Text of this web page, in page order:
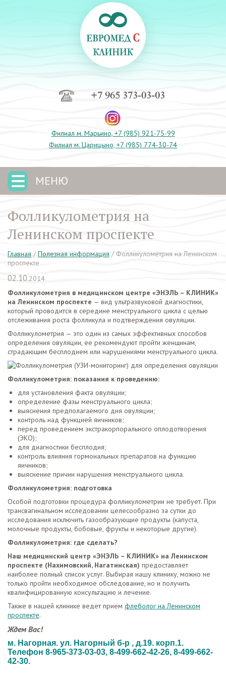
+7 965 373-03-03
Филиал м. Марьино, +7 (985) 921-75-99
Филиал м. Царицыно, +7 (985) 774-30-74
МЕНЮ
Фолликулометрия на
Ленинском проспекте
Главная / Полезная информация / Фолликулометрия на Ленинском
проспекте
02.10.2014
Фолликулометрия в медицинском центре «ЭНЭЛЬ – КЛИНИК»
на Ленинском проспекте — вид ультразвуковой диагностики,
который проводится в середине менструального цикла с целью
отслеживания роста фолликула и подтверждения овуляции.
Фолликулометрия — это один из самых эффективных способов
определения овуляции, ее рекомендуют пройти женщинам,
страдающим бесплодием или нарушениями менструального цикла.
Фолликулометрия: показания к проведению:
для установления факта овуляции;
определение фазы менструального цикла;
выяснения предполагаемого дня овуляции;
контроль над функцией яичников;
перед проведением экстракорпорального оплодотворения
(ЭКО);
для диагностики бесплодия;
контроль влияния гормональных препаратов на функцию
яичников;
выяснение причин нарушения менструального цикла.
Фолликулометрия: подготовка
Особой подготовки процедура фолликулометрии не требует. При
трансвагинальном исследовании целесообразно за сутки до
исследования исключить газообразующие продукты (капуста,
молочные продукты, бобовые, фрукты и некоторые другие).
Фолликулометрия: где сделать?
Наш медицинский центр «ЭНЭЛЬ – КЛИНИК» на Ленинском
проспекте (Нахимовский, Нагатинская) предоставляет
наиболее полный список услуг. Выбирая нашу клинику, можно не
только пройти необходимое обследование, но и получить
квалифицированную консультацию и лечение.
Также в нашей клинике ведет прием флеболог на Ленинском
проспекте.
Ждем Вас!
м. Нагорная. ул. Нагорный б-р , д.19. корп.1.
Телефон 8-965-373-03-03, 8-499-662-42-26, 8-499-662-
42-30.